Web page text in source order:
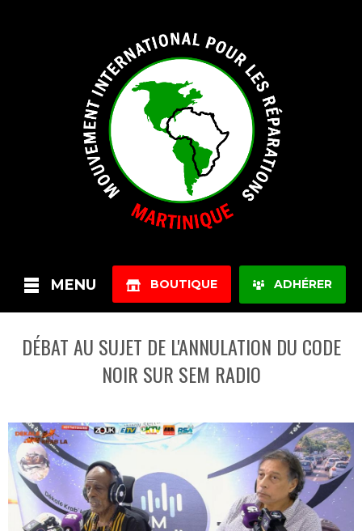
ADHÉRER
BOUTIQUE
MENU
DÉBAT AU SUJET DE L'ANNULATION DU CODE
NOIR SUR SEM RADIO